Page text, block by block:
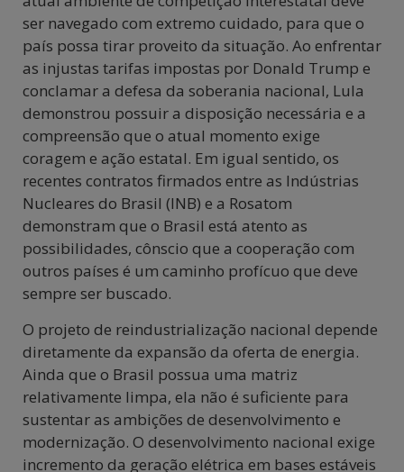
ser navegado com extremo cuidado, para que o
país possa tirar proveito da situação. Ao enfrentar
as injustas tarifas impostas por Donald Trump e
conclamar a defesa da soberania nacional, Lula
demonstrou possuir a disposição necessária e a
compreensão que o atual momento exige
coragem e ação estatal. Em igual sentido, os
recentes contratos firmados entre as Indústrias
Nucleares do Brasil (INB) e a Rosatom
demonstram que o Brasil está atento as
possibilidades, cônscio que a cooperação com
outros países é um caminho profícuo que deve
sempre ser buscado.
O projeto de reindustrialização nacional depende
diretamente da expansão da oferta de energia.
Ainda que o Brasil possua uma matriz
relativamente limpa, ela não é suficiente para
sustentar as ambições de desenvolvimento e
modernização. O desenvolvimento nacional exige
incremento da geração elétrica em bases estáveis